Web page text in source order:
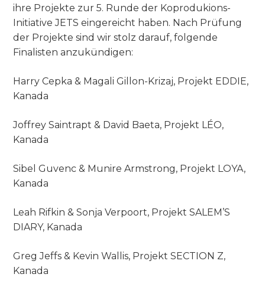
ihre Projekte zur 5. Runde der Koprodukions-
Initiative JETS eingereicht haben. Nach Prüfung
der Projekte sind wir stolz darauf, folgende
Finalisten anzukündigen:
Harry Cepka & Magali Gillon-Krizaj, Projekt EDDIE,
Kanada
Joffrey Saintrapt & David Baeta, Projekt LÉO,
Kanada
Sibel Guvenc & Munire Armstrong, Projekt LOYA,
Kanada
Leah Rifkin & Sonja Verpoort, Projekt SALEM’S
DIARY, Kanada
Greg Jeffs & Kevin Wallis, Projekt SECTION Z,
Kanada